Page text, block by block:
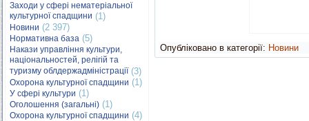
Заходи у сфері нематеріальної
культурної спадщини (1)
Новини (2 397)
Нормативна база (5)
Накази управління культури,
національностей, релігій та
туризму облдержадміністрації(3)
Охорона культурної спадщини (1)
У сфері культури (1)
Оголошення (загальні) (1)
Охорона культурної спадщини (4)
Опубліковано в категорії: Новини